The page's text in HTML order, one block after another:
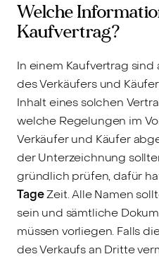
Welche
Kaufvertrag?
In einem Kaufvertrag
des Verkäufers und
Inhalt eines solchen
welche Regelungen im
Verkäufer und Käufer
der Unterzeichnung
gründlich prüfen, dafür
TageZeit. Alle Namen
sein und sämtliche
müssen vorliegen. Falls
des Verkaufs an Dritte